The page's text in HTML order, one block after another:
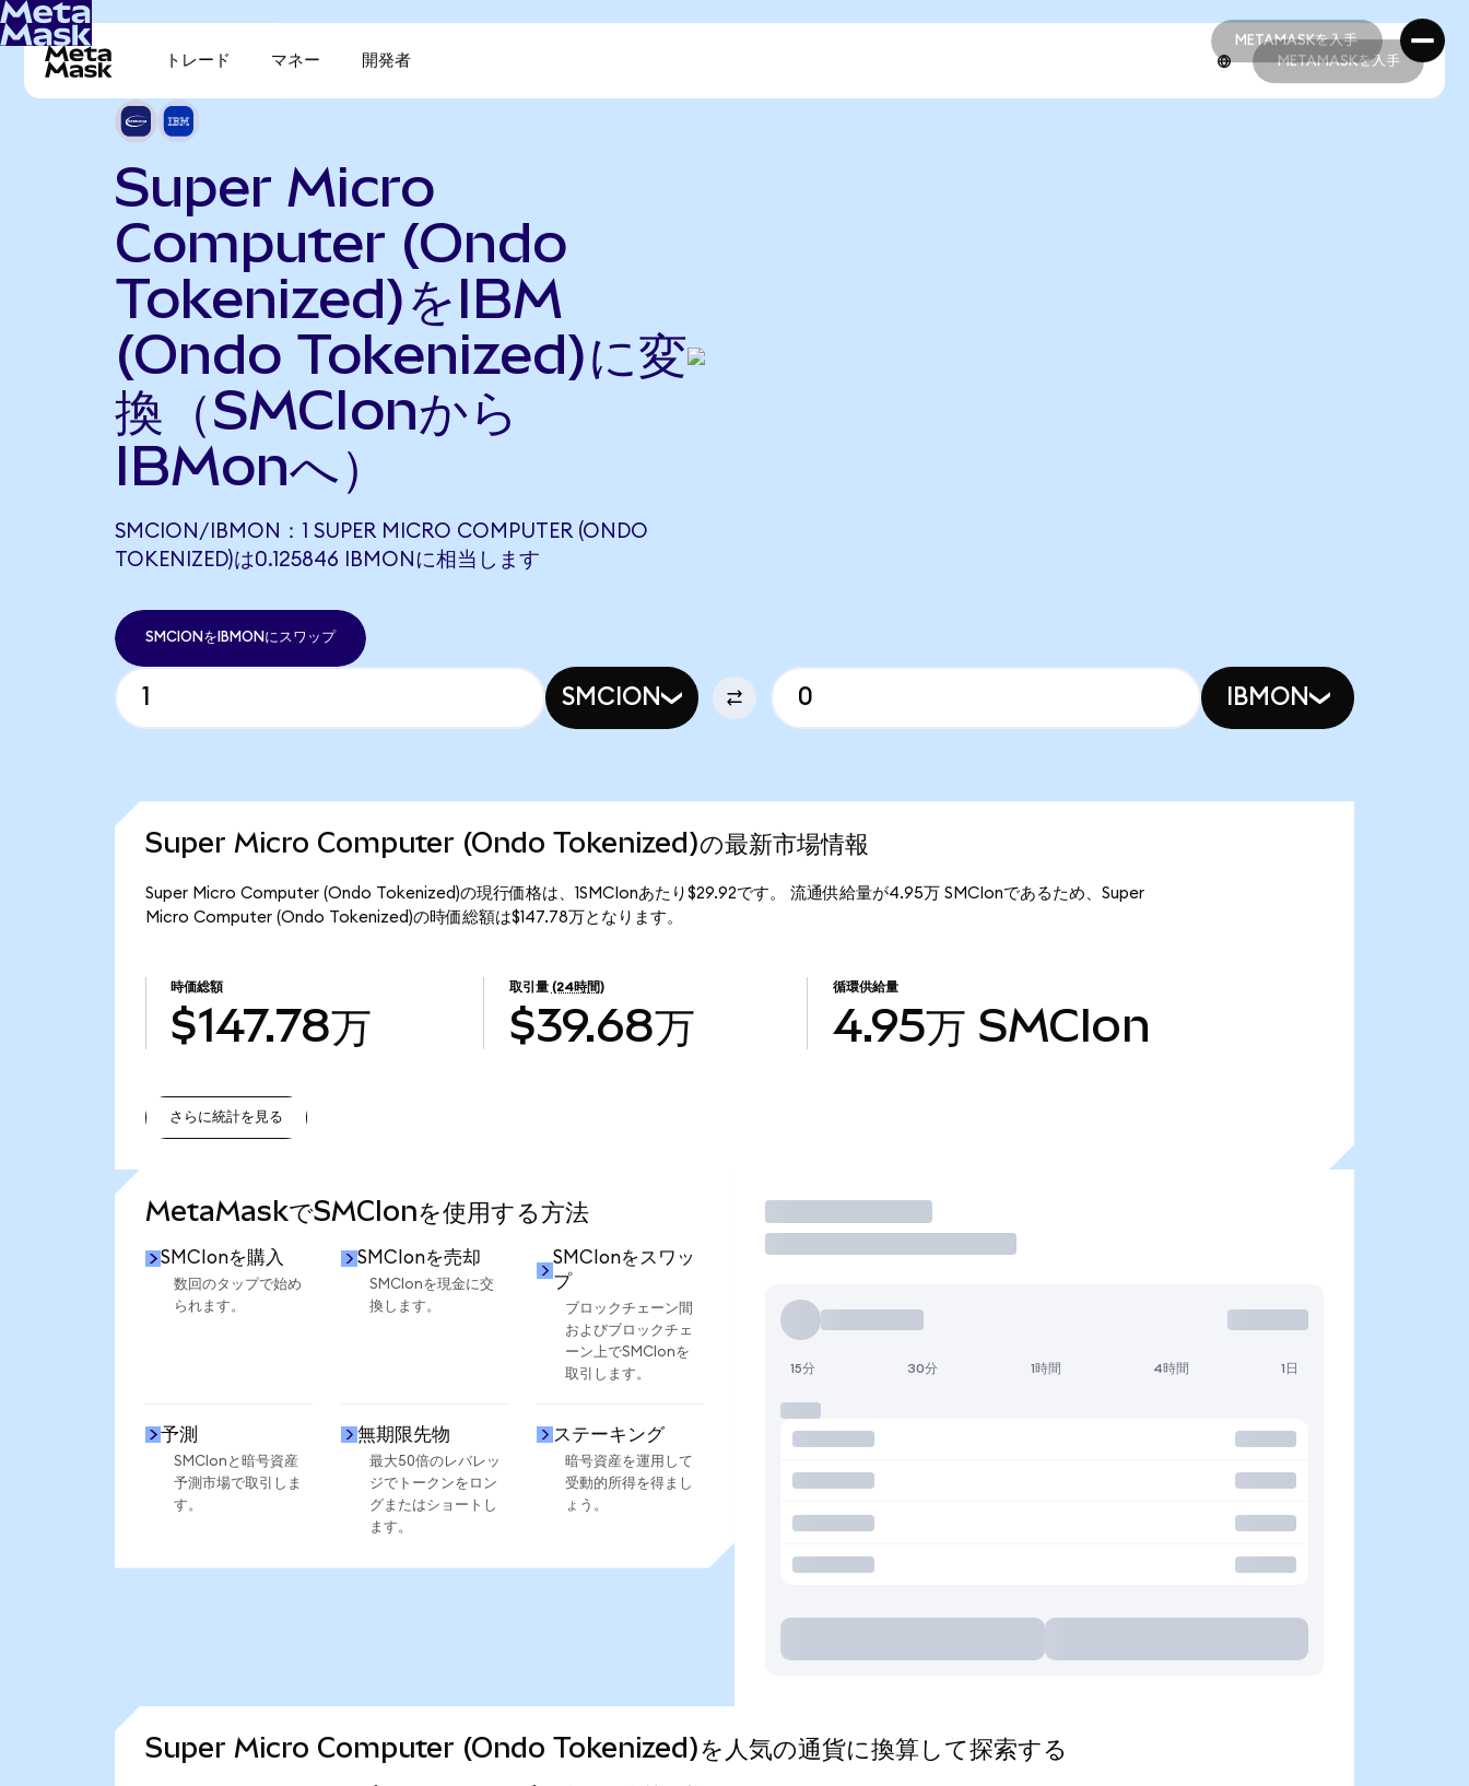
METAMASKを入手
METAMASKを入手
トレード マネー 開発者 METAMASKを入手
Super Micro
Computer (Ondo
Tokenized)をIBM
(Ondo Tokenized)に変
換（SMCIonから
IBMonへ）
SMCION/IBMON：1 SUPER MICRO COMPUTER (ONDO
TOKENIZED)は0.125846 IBMONに相当します
SMCIONをIBMONにスワップ
SMCION IBMON
Super Micro Computer (Ondo Tokenized)の最新市場情報
Super Micro Computer (Ondo Tokenized)の現行価格は、1SMCIonあたり$29.92です。 流通供給量が4.95万 SMCIonであるため、Super
Micro Computer (Ondo Tokenized)の時価総額は$147.78万となります。
時価総額
$147.78万
取引量 (24時間)
$39.68万
循環供給量
4.95万 SMCIon
さらに統計を見る
MetaMaskでSMCIonを使用する方法
SMCIonを購入
数回のタップで始め
られます。
SMCIonを売却
SMCIonを現金に交
換します。
SMCIonをスワッ
プ
ブロックチェーン間
およびブロックチェ
ーン上でSMCIonを
取引します。
予測
SMCIonと暗号資産
予測市場で取引しま
す。
無期限先物
最大50倍のレバレッ
ジでトークンをロン
グまたはショートし
ます。
ステーキング
暗号資産を運用して
受動的所得を得まし
ょう。
取引
15分 30分 1時間 4時間 1日
Super Micro Computer (Ondo Tokenized)を人気の通貨に換算して探索する